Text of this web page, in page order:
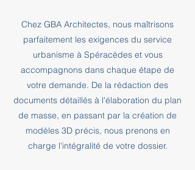
Chez GBA Architectes, nous maîtrisons
parfaitement les exigences du service
urbanisme à Spéracèdes et vous
accompagnons dans chaque étape de
votre demande. De la rédaction des
documents détaillés à l'élaboration du plan
de masse, en passant par la création de
modèles 3D précis, nous prenons en
charge l'intégralité de votre dossier.